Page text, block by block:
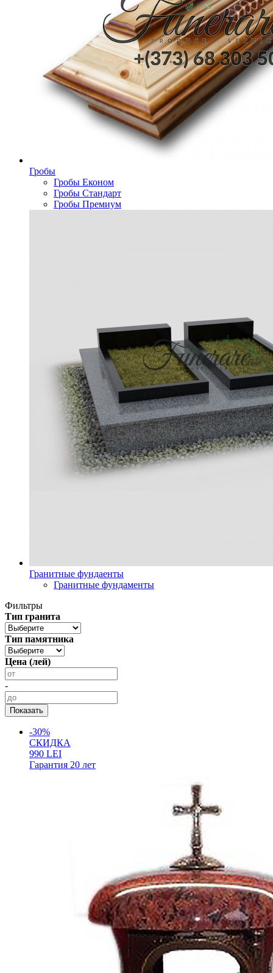
Гробы
Гробы Економ
Гробы Стандарт
Гробы Премиум
Гранитные фундаенты
Гранитные фундаменты
Фильтры
Тип гранита
Тип памятника
Цена (лей)
-
-30%
СКИДКА
990 LEI
Гарантия 20 лет